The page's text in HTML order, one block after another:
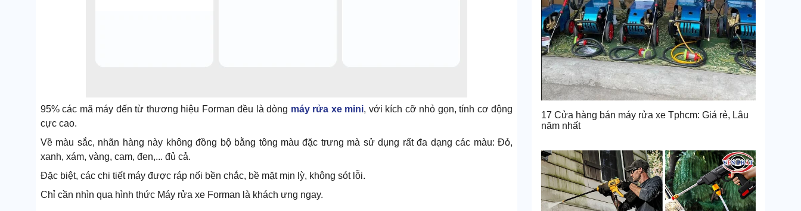
95% các mã máy đến từ thương hiệu Forman đều là dòng máy rửa xe mini, với kích cỡ nhỏ gọn, tính cơ động
cực cao.
Về màu sắc, nhãn hàng này không đồng bộ bằng tông màu đặc trưng mà sử dụng rất đa dạng các màu: Đỏ,
xanh, xám, vàng, cam, đen,... đủ cả.
Đặc biệt, các chi tiết máy được ráp nối bền chắc, bề mặt mịn lỳ, không sót lỗi.
Chỉ cần nhìn qua hình thức Máy rửa xe Forman là khách ưng ngay.
17 Cửa hàng bán máy rửa xe Tphcm: Giá rẻ, Lâu
năm nhất